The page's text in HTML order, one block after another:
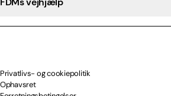
Privatlivs- og cookiepolitik
Ophavsret